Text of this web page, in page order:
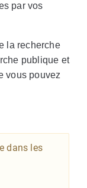
par vos
la recherche
publique et
vous pouvez
dans les